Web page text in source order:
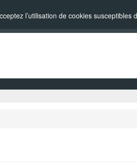
l’utilisation de cookies